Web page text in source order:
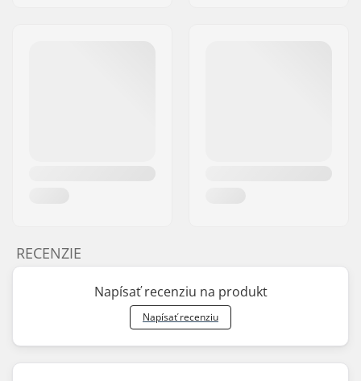
RECENZIE
Napísať recenziu na produkt
Napísať recenziu